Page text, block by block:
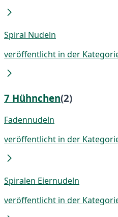
Spiral Nudeln
veröffentlicht in der
7 Hühnchen(2)
Fadennudeln
veröffentlicht in der
Spiralen Eiernudeln
veröffentlicht in der